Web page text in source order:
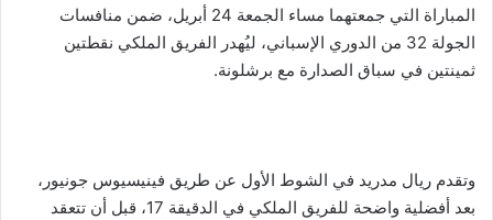
المباراة التي جمعتهما مساء الجمعة 24 أبريل، ضمن منافسات
الجولة 32 من الدوري الإسباني، ليُهدر الفريق الملكي نقطتين
ثمينتين في سباق الصدارة مع برشلونة.
وتقدم ريال مدريد في الشوط الأول عن طريق فينيسيوس جونيور،
بعد أفضلية واضحة للفريق الملكي في الدقيقة 17، قبل أن تتعقد